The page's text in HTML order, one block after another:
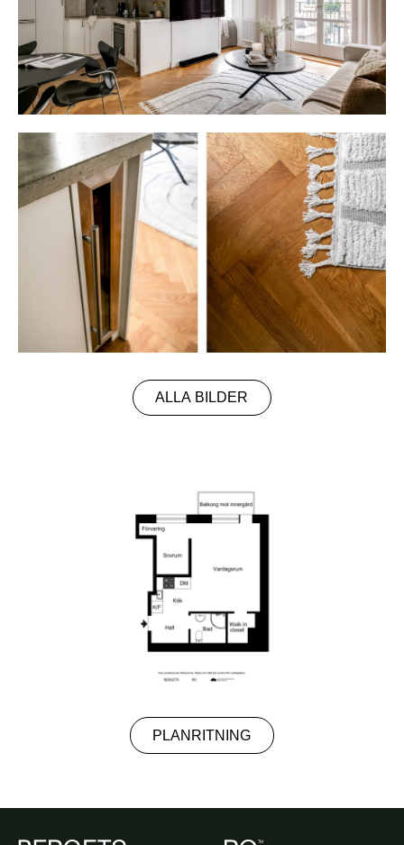
ALLA BILDER
PLANRITNING